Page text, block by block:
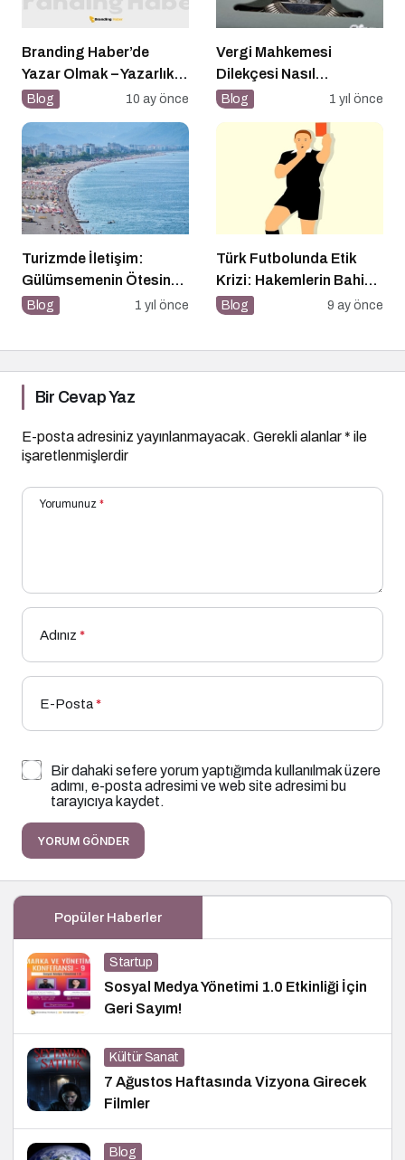
Branding Haber’de
Yazar Olmak – Yazarlık
Başvurusu Başladı!
Blog 10 ay önce
Vergi Mahkemesi
Dilekçesi Nasıl
Hazırlanır?
Blog 1 yıl önce
Turizmde İletişim:
Gülümsemenin Ötesinde
Bir Sanat
Blog 1 yıl önce
Türk Futbolunda Etik
Krizi: Hakemlerin Bahis
Skandalı
Blog 9 ay önce
Bir Cevap Yaz
E-posta adresiniz yayınlanmayacak. Gerekli alanlar* ile
işaretlenmişlerdir
Yorumunuz *
Adınız *
E-Posta*
Bir dahaki sefere yorum yaptığımda kullanılmak üzere
adımı, e-posta adresimi ve web site adresimi bu
tarayıcıya kaydet.
YORUM GÖNDER
Popüler Haberler
Startup
Sosyal Medya Yönetimi 1.0 Etkinliği İçin
Geri Sayım!
Kültür Sanat
7 Ağustos Haftasında Vizyona Girecek
Filmler
Blog